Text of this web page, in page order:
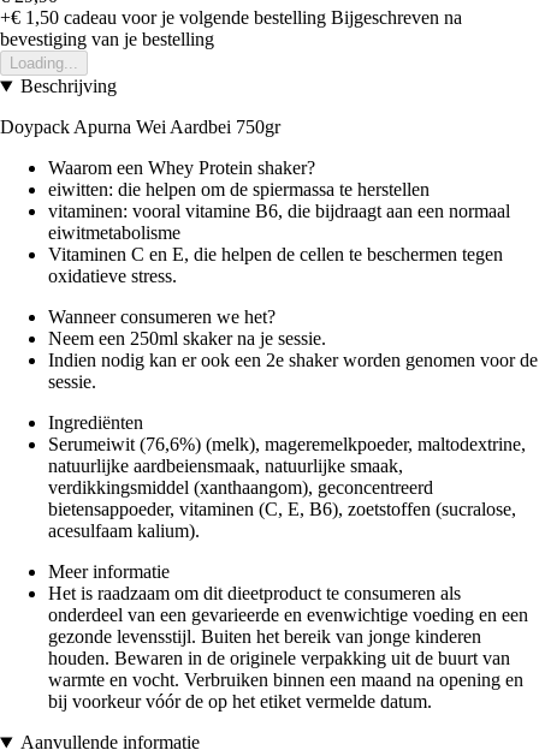
+€ 1,50 cadeau voor je volgende bestelling Bijgeschreven na
bevestiging van je bestelling
Loading...
Beschrijving
Doypack Apurna Wei Aardbei 750gr
Waarom een Whey Protein shaker?
eiwitten: die helpen om de spiermassa te herstellen
vitaminen: vooral vitamine B6, die bijdraagt aan een normaal
eiwitmetabolisme
Vitaminen C en E, die helpen de cellen te beschermen tegen
oxidatieve stress.
Wanneer consumeren we het?
Neem een 250ml skaker na je sessie.
Indien nodig kan er ook een 2e shaker worden genomen voor de
sessie.
Ingrediënten
Serumeiwit (76,6%) (melk), mageremelkpoeder, maltodextrine,
natuurlijke aardbeiensmaak, natuurlijke smaak,
verdikkingsmiddel (xanthaangom), geconcentreerd
bietensappoeder, vitaminen (C, E, B6), zoetstoffen (sucralose,
acesulfaam kalium).
Meer informatie
Het is raadzaam om dit dieetproduct te consumeren als
onderdeel van een gevarieerde en evenwichtige voeding en een
gezonde levensstijl. Buiten het bereik van jonge kinderen
houden. Bewaren in de originele verpakking uit de buurt van
warmte en vocht. Verbruiken binnen een maand na opening en
bij voorkeur vóór de op het etiket vermelde datum.
Aanvullende informatie